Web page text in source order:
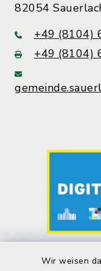
Wir weisen
82054
+49 (8104)
+49 (8104)